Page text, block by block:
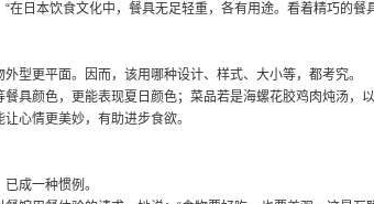
在日本饮食文化中，餐具无足轻重，各有用途。看着精巧的餐
型更平面。因而，该用哪种设计、样式、大小等，都考究。
具颜色，更能表现夏日颜色；菜品若是海螺花胶鸡肉炖汤，
心情更美妙，有助进步食欲。
成一种惯例。